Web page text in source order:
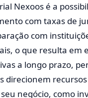
Nexoos é a
com taxas de
com
o que resulta em
a longo prazo,
direcionem
negócio, como